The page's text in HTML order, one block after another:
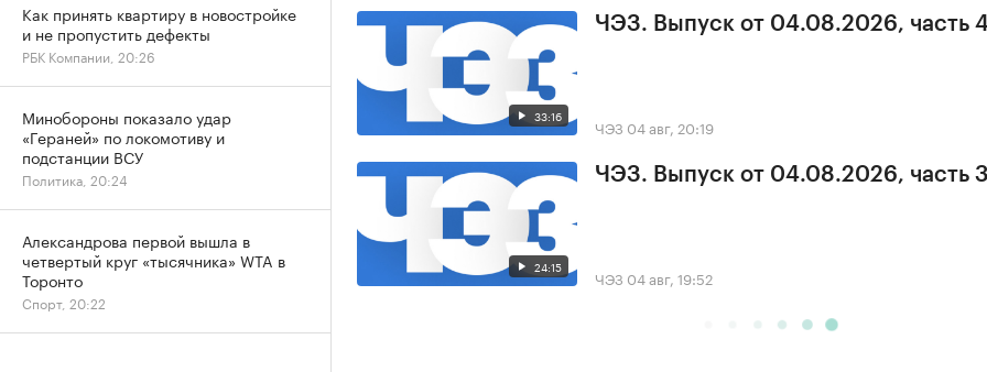
33:16
ЧЭЗ. Выпуск от 04.08.2026, часть
ЧЭЗ 04 авг, 20:19
24:15
ЧЭЗ. Выпуск от 04.08.2026, часть
ЧЭЗ 04 авг, 19:52
Как принять квартиру в новостройке
и не пропустить дефекты
РБК Компании, 20:26
Минобороны показало удар
«Гераней» по локомотиву и
подстанции ВСУ
Политика, 20:24
Александрова первой вышла в
четвертый круг «тысячника» WTA в
Торонто
Спорт, 20:22